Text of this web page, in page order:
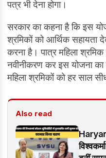
पत्र भी देना होगा।
सरकार का कहना है कि इस
श्रमिकों को आर्थिक
करना है। पात्र महिला
नवीनीकरण कर इस योजना
महिला श्रमिकों को हर साल
Also read